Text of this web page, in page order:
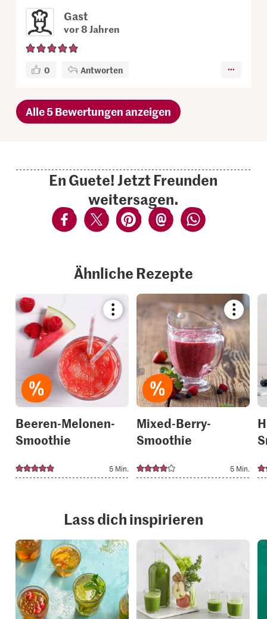
Gast
vor 8 Jahren
0 Antworten
Alle 5 Bewertungen anzeigen
En Guete! Jetzt Freunden
weitersagen.
Ähnliche Rezepte
Bookmark
recipe
add
it
to
your
collections.
Beeren-Melonen-
Smoothie
5 Min.
recipe
or
add
it
to
your
Mixed-Berry-
Smoothie
5 Min.
Lass dich inspirieren